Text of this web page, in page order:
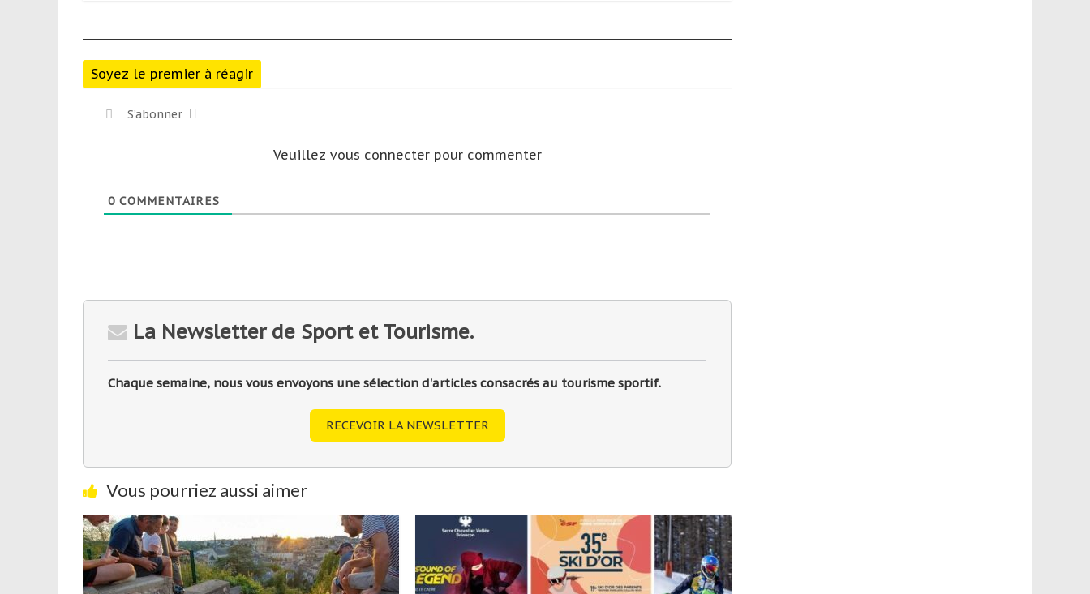
Soyez le premier à réagir
S’abonner
Veuillez vous connecter pour commenter
0 COMMENTAIRES
La Newsletter de Sport et Tourisme.
Chaque semaine, nous vous envoyons une sélection d'articles consacrés au tourisme sportif.
RECEVOIR LA NEWSLETTER
Vous pourriez aussi aimer